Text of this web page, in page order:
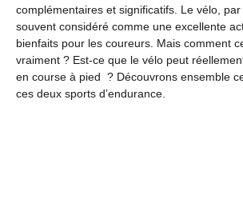
complémentaires et significatifs. Le vélo,
souvent considéré comme une excellente
bienfaits pour les coureurs. Mais comment
vraiment ? Est-ce que le vélo peut
en course à pied ? Découvrons ensemble
ces deux sports d’endurance.